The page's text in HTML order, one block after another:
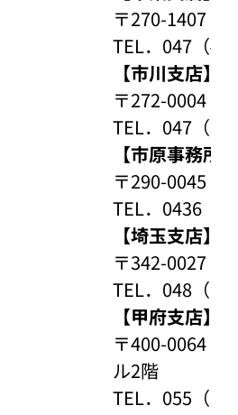
〒270-1407
TEL．047（
【市川支店】
〒272-0004
TEL．047（
【市原事務所】
〒290-0045
TEL．0436（
【埼玉支店】
〒342-0027
TEL．048（
【甲府支店】
〒400-0064
ル2階
TEL．055（